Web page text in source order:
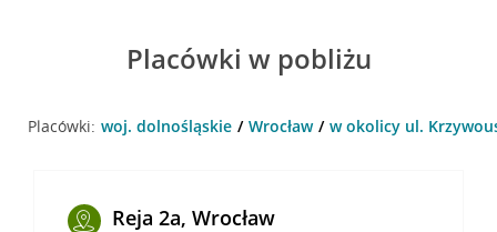
Placówki w pobliżu
Placówki: woj. dolnośląskie Wrocław w okolicy ul.
Reja 2a, Wrocław